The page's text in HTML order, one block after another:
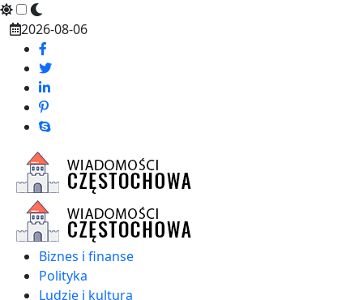
Skip
content
2026-08-06
Biznes i finanse
Polityka
Ludzie i kultura